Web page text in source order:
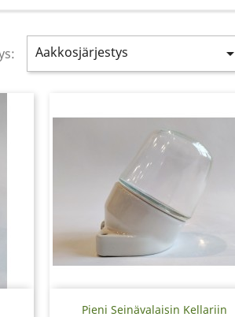
Aakkosjärjestys 
Pieni Seinävalaisin Kellariin
Pikakatselu